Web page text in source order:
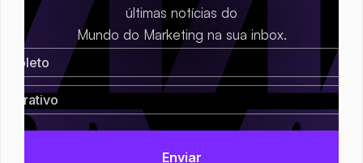
últimas notícias do
Mundo do Marketing na sua inbox.